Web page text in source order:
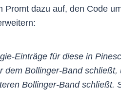
Promt dazu auf, den Code
Einträge für diese in
dem Bollinger-Band
Bollinger-Band schließt.